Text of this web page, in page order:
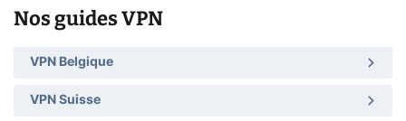
Nos guides VPN
VPN Belgique
VPN Suisse